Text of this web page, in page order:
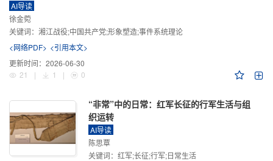
AI导读
徐金菀
关键词： 湘江战役;中国共产党;形象塑造;事件系统理论
<网络PDF> <引用本文>
更新时间： 2026-06-30
21
| 1 | 0
“非常”中的日常：红军长征的行军生活与组
织运转
AI导读
陈思覃
关键词： 红军;长征;行军;日常生活